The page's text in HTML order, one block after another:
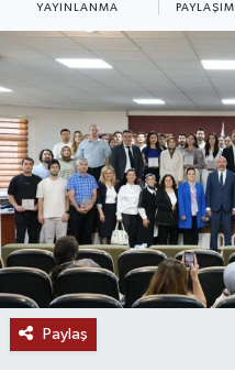
YAYINLANMA PAYLAŞIM
Paylaş
RESMİ İLANLAR
SİYASET
SOSYAL YARDIMLAR
SPONSORLU YAZI
SPOR